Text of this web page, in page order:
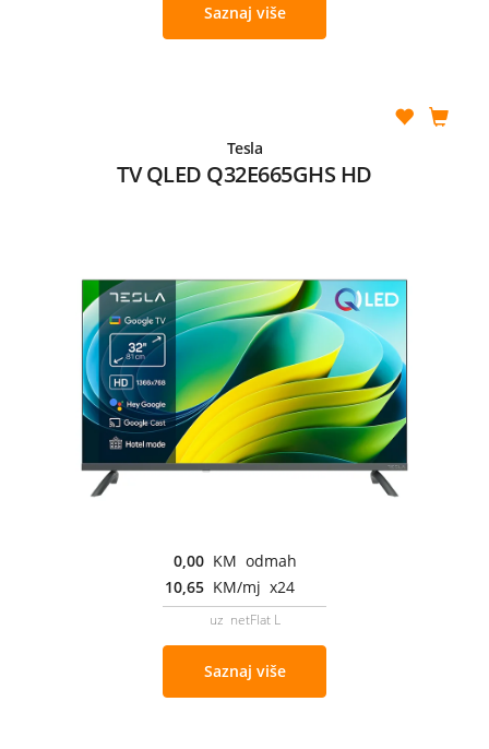
Saznaj više
Tesla
TV QLED Q32E665GHS HD
0,00 KM odmah
10,65 KM/mj x24
uz netFlat L
Saznaj više